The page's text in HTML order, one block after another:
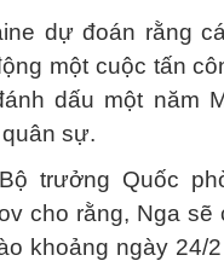
dự đoán rằng
một cuộc tấn
dấu một năm
sự.
trưởng Quốc
cho rằng, Nga sẽ
khoảng ngày 24/2